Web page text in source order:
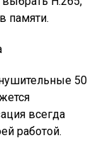
памяти.
50
всегда
работой.